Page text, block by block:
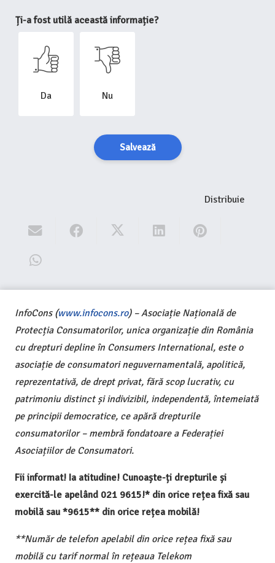
Ți-a fost utilă această informație?
Da Nu
Salvează
Distribuie
InfoCons (www.infocons.ro) – Asociație Națională de
Protecția Consumatorilor, unica organizație din România
cu drepturi depline în Consumers International, este o
asociație de consumatori neguvernamentală, apolitică,
reprezentativă, de drept privat, fără scop lucrativ, cu
patrimoniu distinct și indivizibil, independentă, întemeiată
pe principii democratice, ce apără drepturile
consumatorilor – membră fondatoare a Federației
Asociațiilor de Consumatori.
Fii informat! Ia atitudine! Cunoaște-ți drepturile și
exercită-le apelând 021 9615!* din orice rețea fixă sau
mobilă sau *9615** din orice rețea mobilă!
**Număr de telefon apelabil din orice rețea fixă sau
mobilă cu tarif normal în rețeaua Telekom